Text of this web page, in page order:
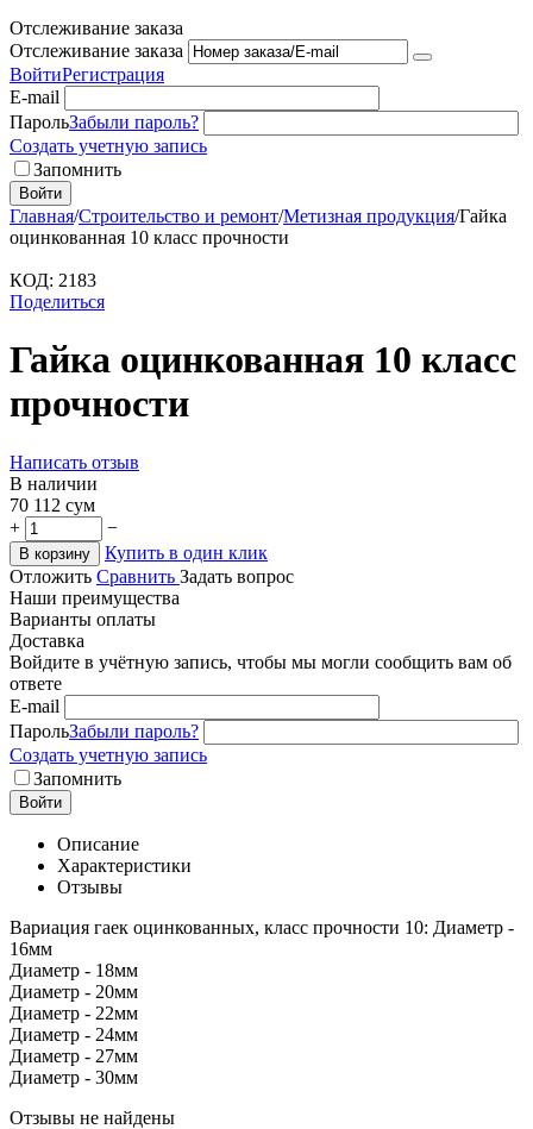
Отслеживание заказа
Отслеживание заказа
ВойтиРегистрация
E-mail
ПарольЗабыли пароль?
Создать учетную запись
Запомнить
Войти
Главная/Строительство и ремонт/Метизная продукция/Гайка
оцинкованная 10 класс прочности
КОД: 2183
Поделиться
Гайка оцинкованная 10 класс
прочности
Написать отзыв
В наличии
70 112 сум
+
−
В корзину
Купить в один клик
Отложить Сравнить Задать вопрос
Наши преимущества
Варианты оплаты
Доставка
Войдите в учётную запись, чтобы мы могли сообщить вам об
ответе
E-mail
ПарольЗабыли пароль?
Создать учетную запись
Запомнить
Войти
Описание
Характеристики
Отзывы
Вариация гаек оцинкованных, класс прочности 10: Диаметр -
16мм
Диаметр - 18мм
Диаметр - 20мм
Диаметр - 22мм
Диаметр - 24мм
Диаметр - 27мм
Диаметр - 30мм
Отзывы не найдены